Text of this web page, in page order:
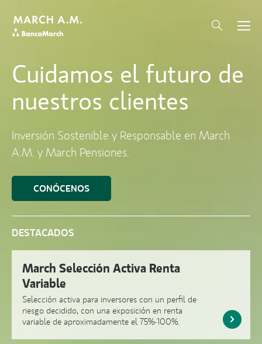
Cuidamos el futuro de
nuestros clientes
Inversión Sostenible y Responsable en March
A.M. y March Pensiones.
CONÓCENOS
DESTACADOS
March Selección Activa Renta
Variable
Selección activa para inversores con un perfil de
riesgo decidido, con una exposición en renta
variable de aproximadamente el 75%-100%.